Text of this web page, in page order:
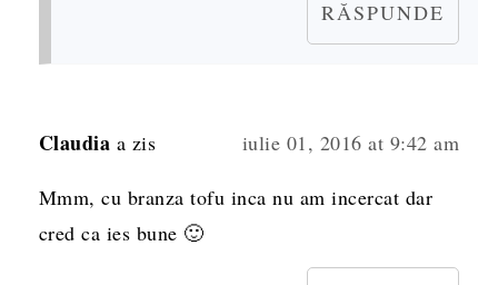
RĂSPUNDE
Claudia a zis iulie 01, 2016 at 9:42 am
Mmm, cu branza tofu inca nu am incercat dar
cred ca ies bune 🙂